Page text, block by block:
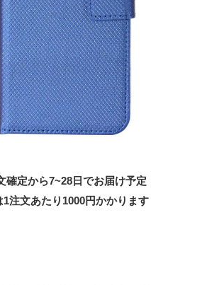
確定から7~28日でお届け予定
1注文あたり 1000円かかります